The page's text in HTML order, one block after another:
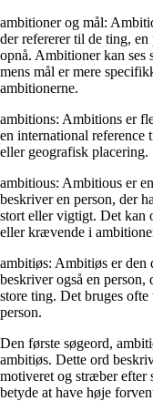
ambitioner og mål:
der refererer til de ting,
opnå. Ambitioner kan ses
mens mål er mere
ambitionerne.
ambitions: Ambitions er
en international reference
eller geografisk placering.
ambitious: Ambitious er
beskriver en person, der
stort eller vigtigt. Det kan
eller krævende i
ambitiøs: Ambitiøs er den
beskriver også en
store ting. Det bruges
person.
Den første søgeord,
ambitiøs. Dette ord
motiveret og stræber efter
betyde at have høje